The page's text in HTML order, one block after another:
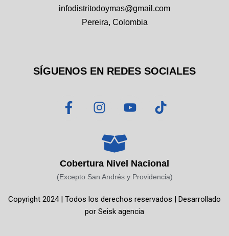
infodistritodoymas@gmail.com
Pereira, Colombia
SÍGUENOS EN REDES SOCIALES
F
a
o
o
-
I
n
t
a
g
r
m
Y
o
b
e
T
i
k
Cobertura Nivel Nacional
(Excepto San Andrés y Providencia)
Copyright 2024 | Todos los derechos reservados | Desarrollado
por Seisk agencia